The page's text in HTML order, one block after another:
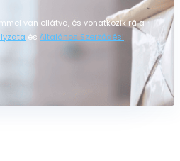
van ellátva, és vonatkozik rá a
és Általános Szerződési